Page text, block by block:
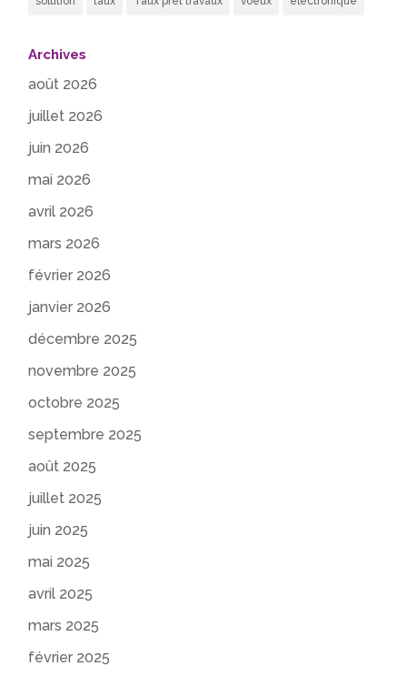
Archives
août 2026
juillet 2026
juin 2026
mai 2026
avril 2026
mars 2026
février 2026
janvier 2026
décembre 2025
novembre 2025
octobre 2025
septembre 2025
août 2025
juillet 2025
juin 2025
mai 2025
avril 2025
mars 2025
février 2025